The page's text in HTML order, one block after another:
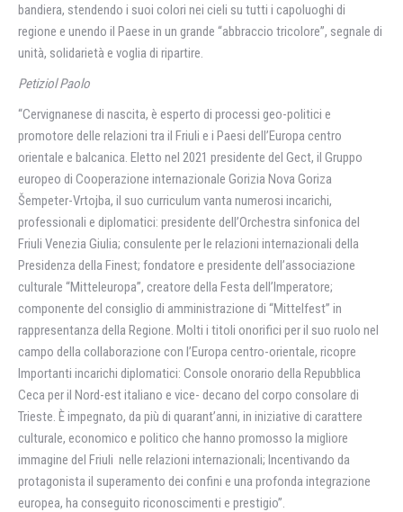
bandiera, stendendo i suoi colori nei cieli su tutti i capoluoghi di
regione e unendo il Paese in un grande “abbraccio tricolore”, segnale di
unità, solidarietà e voglia di ripartire.
Petiziol Paolo
“Cervignanese di nascita, è esperto di processi geo-politici e
promotore delle relazioni tra il Friuli e i Paesi dell’Europa centro
orientale e balcanica. Eletto nel 2021 presidente del Gect, il Gruppo
europeo di Cooperazione internazionale Gorizia Nova Goriza
Šempeter-Vrtojba, il suo curriculum vanta numerosi incarichi,
professionali e diplomatici: presidente dell’Orchestra sinfonica del
Friuli Venezia Giulia; consulente per le relazioni internazionali della
Presidenza della Finest; fondatore e presidente dell’associazione
culturale “Mitteleuropa”, creatore della Festa dell’Imperatore;
componente del consiglio di amministrazione di “Mittelfest” in
rappresentanza della Regione. Molti i titoli onorifici per il suo ruolo nel
campo della collaborazione con l’Europa centro-orientale, ricopre
Importanti incarichi diplomatici: Console onorario della Repubblica
Ceca per il Nord-est italiano e vice- decano del corpo consolare di
Trieste. È impegnato, da più di quarant’anni, in iniziative di carattere
culturale, economico e politico che hanno promosso la migliore
immagine del Friuli nelle relazioni internazionali; Incentivando da
protagonista il superamento dei confini e una profonda integrazione
europea, ha conseguito riconoscimenti e prestigio”.